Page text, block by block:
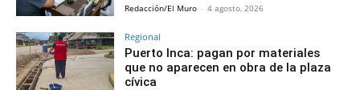
Redacción/El Muro - 4 agosto, 2026
Regional
Puerto Inca: pagan por materiales
que no aparecen en obra de la plaza
cívica